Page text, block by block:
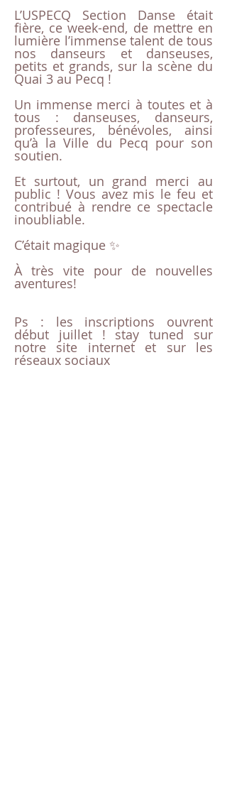
L’USPECQ Section Danse était
fière, ce week-end, de mettre en
lumière l’immense talent de tous
nos danseurs et danseuses,
petits et grands, sur la scène du
Quai 3 au Pecq !
Un immense merci à toutes et à
tous : danseuses, danseurs,
professeures, bénévoles, ainsi
qu’à la Ville du Pecq pour son
soutien.
Et surtout, un grand merci au
public ! Vous avez mis le feu et
contribué à rendre ce spectacle
inoubliable.
C’était magique ✨
À très vite pour de nouvelles
aventures!
Ps : les inscriptions ouvrent
début juillet ! stay tuned sur
notre site internet et sur les
réseaux sociaux